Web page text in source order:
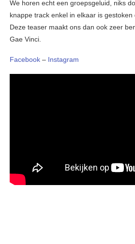
We horen echt een groepsgeluid, niks
knappe track enkel in elkaar is
Deze teaser maakt ons dan ook zeer
Gae Vinci.
Facebook – Instagram